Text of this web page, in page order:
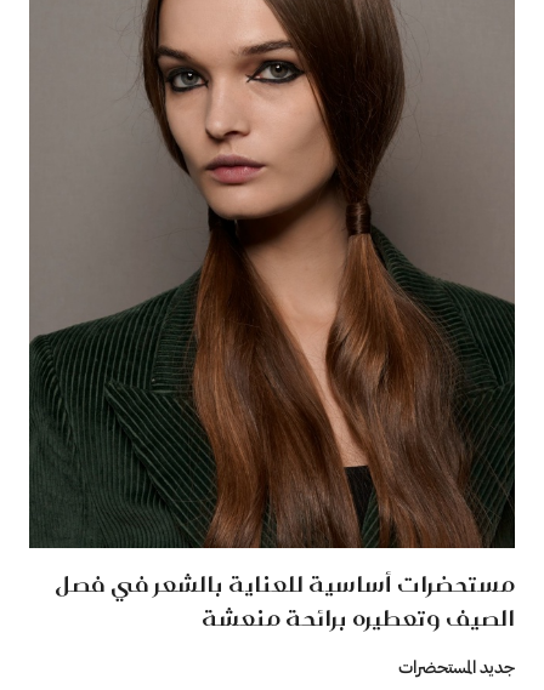
مستحضرات أساسية للعناية بالشعر في فصل
الصيف وتعطيره برائحة منعشة
جديد المستحضرات